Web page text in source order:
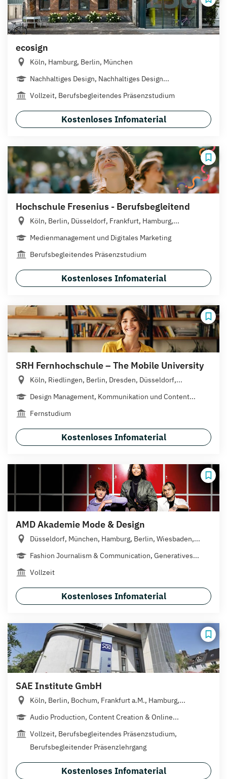
ecosign
Köln, Hamburg, Berlin, München
Nachhaltiges Design, Nachhaltiges Design...
Vollzeit, Berufsbegleitendes Präsenzstudium
Kostenloses Infomaterial
Hochschule Fresenius - Berufsbegleitend
Köln, Berlin, Düsseldorf, Frankfurt, Hamburg,...
Medienmanagement und Digitales Marketing
Berufsbegleitendes Präsenzstudium
Kostenloses Infomaterial
SRH Fernhochschule – The Mobile University
Köln, Riedlingen, Berlin, Dresden, Düsseldorf,...
Design Management, Kommunikation und Content...
Fernstudium
Kostenloses Infomaterial
AMD Akademie Mode & Design
Düsseldorf, München, Hamburg, Berlin, Wiesbaden,...
Fashion Journalism & Communication, Generatives...
Vollzeit
Kostenloses Infomaterial
SAE Institute GmbH
Köln, Berlin, Bochum, Frankfurt a.M., Hamburg,...
Audio Production, Content Creation & Online...
Vollzeit, Berufsbegleitendes Präsenzstudium,
Berufsbegleitender Präsenzlehrgang
Kostenloses Infomaterial